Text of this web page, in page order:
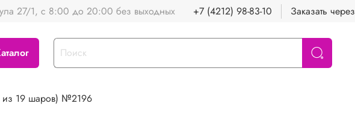
27/1, с 8:00 до 20:00 без выходных +7 (4212) 98-83-10 Заказать через
из 19 шаров) №2196